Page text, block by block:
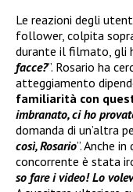
Le reazioni degli
follower, colpita
durante il filmato, gli
facce?”. Rosario ha
atteggiamento
familiarità con
imbranato, ci ho
domanda di un’altra
così, Rosario”. Anche
concorrente è stata
so fare i video! Lo